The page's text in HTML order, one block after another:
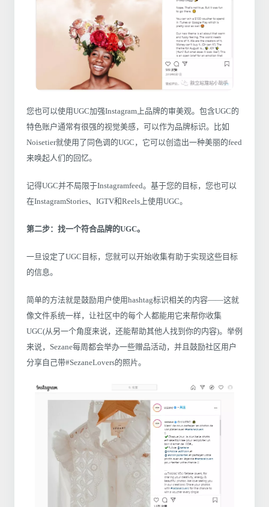
您也可以使用UGC加强Instagram上品牌的审美观。包含UGC的
特色账户通常有很强的视觉美感，可以作为品牌标识。比如
Noisetier就使用了同色调的UGC，它可以创造出一种美丽的feed
来唤起人们的回忆。
记得UGC并不局限于Instagramfeed。基于您的目标，您也可以
在InstagramStories、IGTV和Reels上使用UGC。
第二步：找一个符合品牌的UGC。
一旦设定了UGC目标，您就可以开始收集有助于实现这些目标
的信息。
简单的方法就是鼓励用户使用hashtag标识相关的内容——这就
像文件系统一样，让社区中的每个人都能用它来帮你收集
UGC(从另一个角度来说，还能帮助其他人找到你的内容)。举例
来说，Sezane每周都会举办一些赠品活动，并且鼓励社区用户
分享自己带#SezaneLovers的照片。